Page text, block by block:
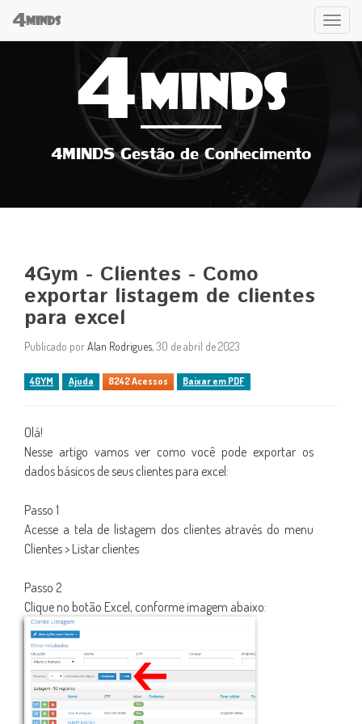
4MINDS 4MINDS
4MINDS Gestão de Conhecimento
4Gym - Clientes - Como
exportar listagem de clientes
para excel
Publicado porAlan Rodrigues, 30 de abril de 2023
4GYM Ajuda 8242 Acessos Baixar em PDF
Olá!
Nesse artigo vamos ver como você pode exportar os
dados básicos de seus clientes para excel:
Passo 1
Acesse a tela de listagem dos clientes através do menu
Clientes > Listar clientes
Passo 2
Clique no botão Excel, conforme imagem abaixo: